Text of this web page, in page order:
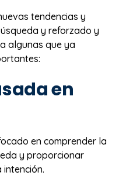
tendencias y
y reforzado y
algunas que ya
en
en comprender la
y proporcionar